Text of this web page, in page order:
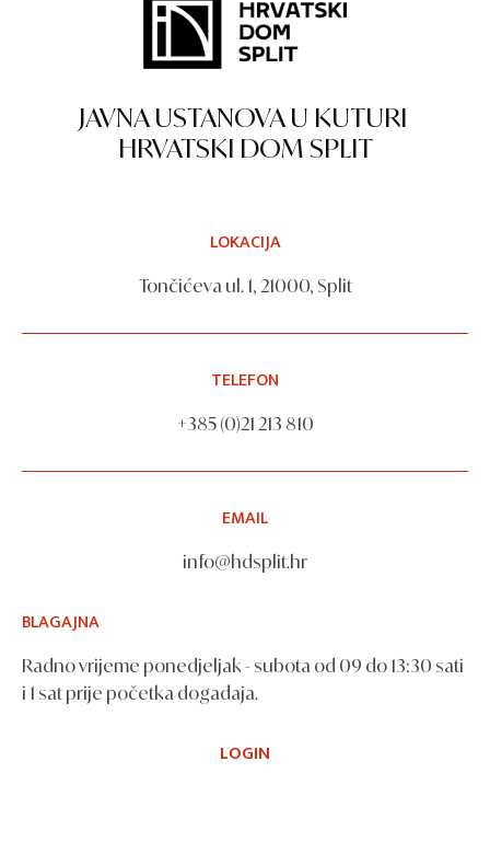
JAVNA USTANOVA U KUTURI
HRVATSKI DOM SPLIT
LOKACIJA
Tončićeva ul. 1, 21000, Split
TELEFON
+385 (0)21 213 810
EMAIL
info@hdsplit.hr
BLAGAJNA
Radno vrijeme ponedjeljak - subota od 09 do 13:30 sati
i 1 sat prije početka događaja.
LOGIN